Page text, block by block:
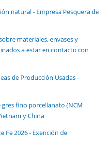
natural - Empresa Pesquera de
materiales, envases y
a estar en contacto con
de Producción Usadas -
gres fino porcellanato (NCM
y China
Fe 2026 - Exención de